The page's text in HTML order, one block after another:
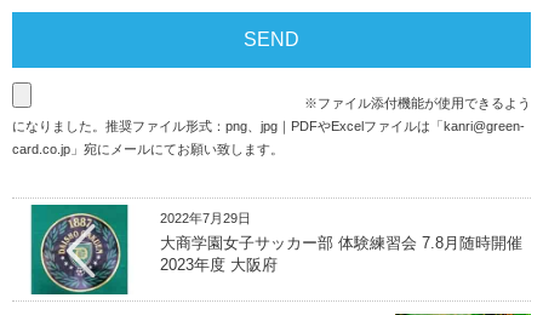
※ファイル添付機能が使用できるよう
になりました。推奨ファイル形式：png、jpg｜PDFやExcelファイルは「kanri@green-
card.co.jp 」宛にメールにてお願い致します。
2022年7月29日
大商学園女子サッカー部 体験練習会 7.8月随時開催
2023年度 大阪府